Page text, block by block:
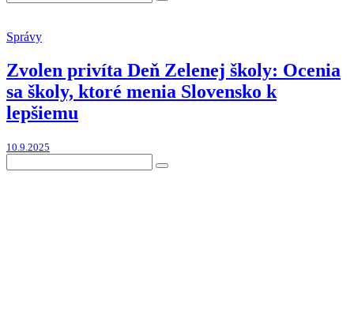
Správy
Zvolen privíta Deň Zelenej školy: Ocenia
sa školy, ktoré menia Slovensko k
lepšiemu
10.9.2025